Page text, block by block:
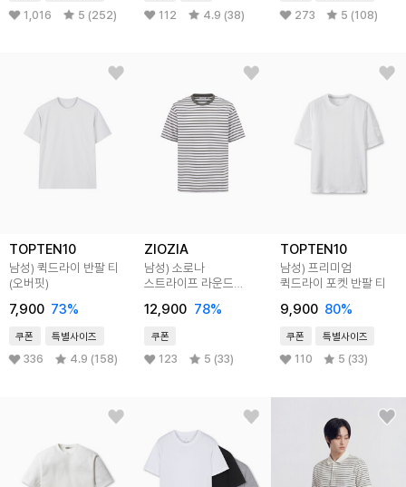
1,016 5 (252) 112 4.9 (38) 273 5 (108)
TOPTEN10
남성) 퀵드라이 반팔 티
(오버핏)
7,900 73%
쿠폰 특별사이즈
336 4.9 (158)
ZIOZIA
남성) 소로나
스트라이프 라운드
12,900 78%
쿠폰
123 5 (33)
TOPTEN10
남성) 프리미엄
퀵드라이 포켓 반팔 티
9,900 80%
쿠폰 특별사이즈
110 5 (33)